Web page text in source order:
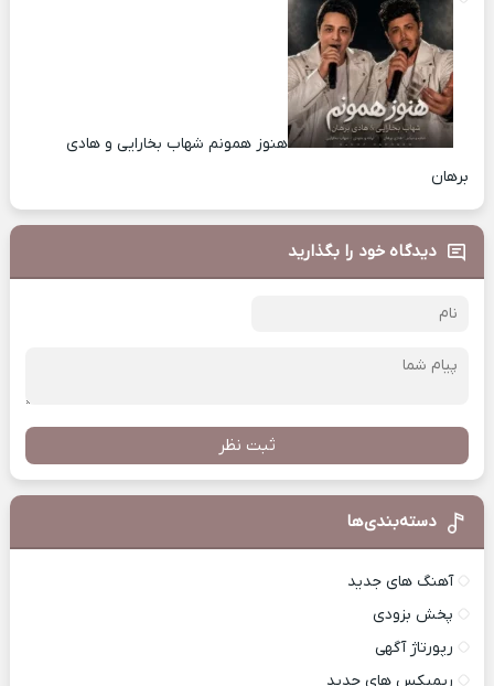
هنوز همونم شهاب بخارایی و هادی
برهان
دیدگاه خود را بگذارید
ثبت نظر
دسته‌بندی‌ها
آهنگ های جدید
پخش بزودی
رپورتاژ آگهی
ریمیکس های جدید